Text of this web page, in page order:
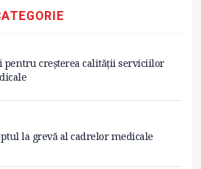
pentru creșterea calității serviciilor
la grevă al cadrelor medicale